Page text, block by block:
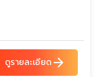
ดูรายละเอียดarrow_forward